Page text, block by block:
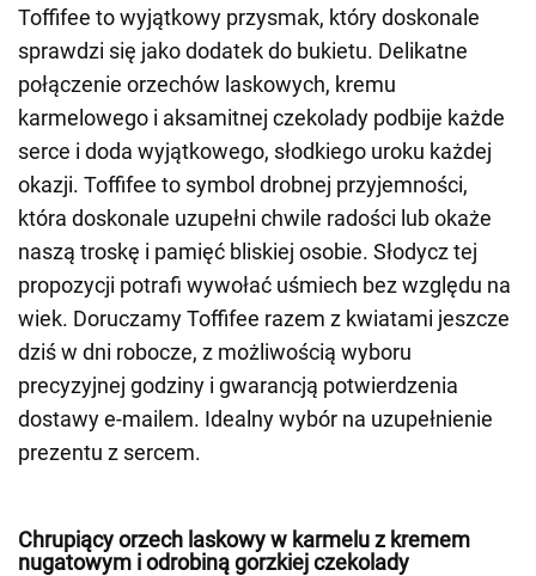
Toffifee to wyjątkowy przysmak, który doskonale
sprawdzi się jako dodatek do bukietu. Delikatne
połączenie orzechów laskowych, kremu
karmelowego i aksamitnej czekolady podbije każde
serce i doda wyjątkowego, słodkiego uroku każdej
okazji. Toffifee to symbol drobnej przyjemności,
która doskonale uzupełni chwile radości lub okaże
naszą troskę i pamięć bliskiej osobie. Słodycz tej
propozycji potrafi wywołać uśmiech bez względu na
wiek. Doru­czamy Toffifee razem z kwiatami jeszcze
dziś w dni robocze, z możliwością wyboru
precyzyjnej godziny i gwarancją potwierdzenia
dostawy e-mailem. Idealny wybór na uzupełnienie
prezentu z sercem.
Chrupiący orzech laskowy w karmelu z kremem
nugatowym i odrobiną gorzkiej czekolady